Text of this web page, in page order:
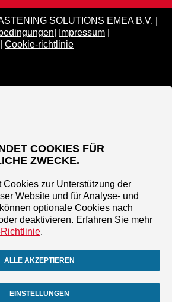
SOLUTIONS EMEA B.V. |
Impressum
Cookie-richtlinie
COOKIES FÜR
ZWECKE.
Cookies zur Unterstützung der
Website und für Analyse- und
optionale Cookies nach
deaktivieren. Erfahren Sie mehr
.
ALLE AKZEPTIEREN
EINSTELLUNGEN